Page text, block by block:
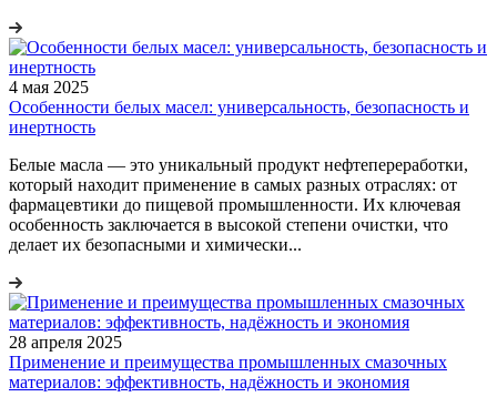
4 мая 2025
Особенности белых масел: универсальность, безопасность и
инертность
Белые масла — это уникальный продукт нефтепереработки,
который находит применение в самых разных отраслях: от
фармацевтики до пищевой промышленности. Их ключевая
особенность заключается в высокой степени очистки, что
делает их безопасными и химически...
28 апреля 2025
Применение и преимущества промышленных смазочных
материалов: эффективность, надёжность и экономия